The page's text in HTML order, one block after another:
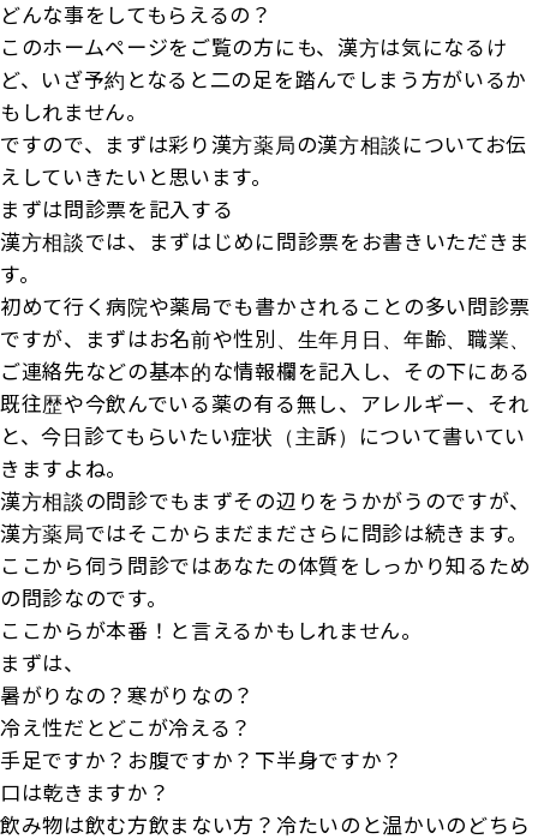
どんな事をしてもらえるの？
このホームページをご覧の方にも、漢方は気になるけ
ど、いざ予約となると二の足を踏んでしまう方がいるか
もしれません。
ですので、まずは彩り漢方薬局の漢方相談についてお伝
えしていきたいと思います。
まずは問診票を記入する
漢方相談では、まずはじめに問診票をお書きいただきま
す。
初めて行く病院や薬局でも書かされることの多い問診票
ですが、まずはお名前や性別、生年月日、年齢、職業、
ご連絡先などの基本的な情報欄を記入し、その下にある
既往歴や今飲んでいる薬の有る無し、アレルギー、それ
と、今日診てもらいたい症状（主訴）について書いてい
きますよね。
漢方相談の問診でもまずその辺りをうかがうのですが、
漢方薬局ではそこからまだまださらに問診は続きます。
ここから伺う問診ではあなたの体質をしっかり知るため
の問診なのです。
ここからが本番！と言えるかもしれません。
まずは、
暑がりなの？寒がりなの？
冷え性だとどこが冷える？
手足ですか？お腹ですか？下半身ですか？
口は乾きますか？
飲み物は飲む方飲まない方？冷たいのと温かいのどちら